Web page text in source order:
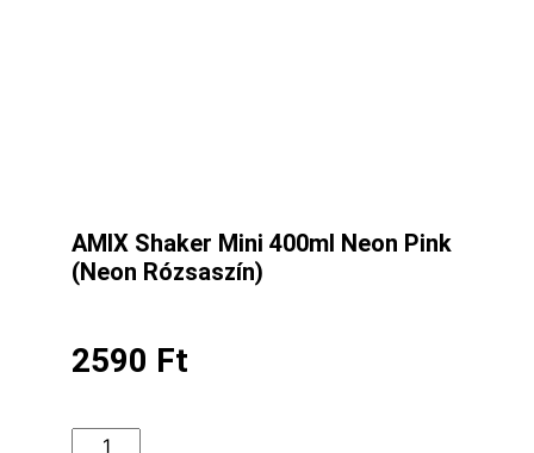
AMIX Shaker Mini 400ml Neon Pink
(Neon Rózsaszín)
2590 Ft